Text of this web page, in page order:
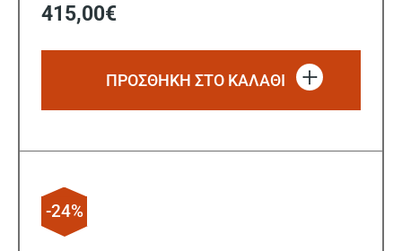
415,00€
ΠΡΟΣΘΗΚΗ ΣΤΟ ΚΑΛΑΘΙ
-24%